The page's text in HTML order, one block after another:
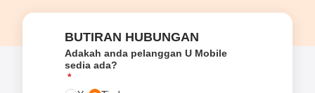
BUTIRAN HUBUNGAN
Adakah anda pelanggan U Mobile
sedia ada?
*